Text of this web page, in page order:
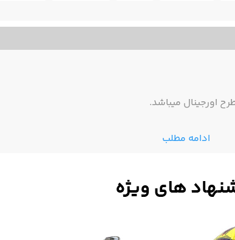
اورجینال میباشد.
ادامه مطلب